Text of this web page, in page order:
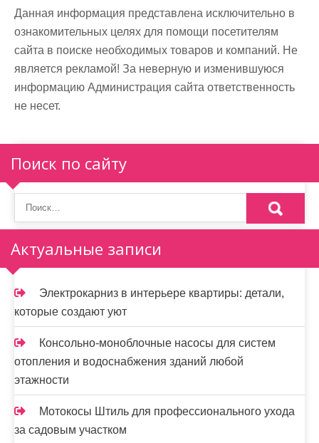
Данная информация представлена исключительно в
ознакомительных целях для помощи посетителям
сайта в поиске необходимых товаров и компаний. Не
является рекламой! За неверную и изменившуюся
информацию Администрация сайта ответственность
не несет.
Поиск по сайту
Актуальные записи
Электрокарниз в интерьере квартиры: детали,
которые создают уют
Консольно-моноблочные насосы для систем
отопления и водоснабжения зданий любой
этажности
Мотокосы Штиль для профессионального ухода
за садовым участком